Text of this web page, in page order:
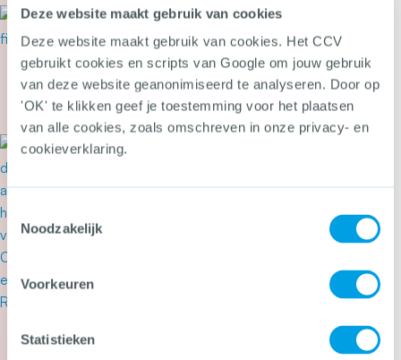
Deze website maakt gebruik van cookies
Deze website maakt gebruik van cookies. Het CCV
gebruikt cookies en scripts van Google om jouw gebruik
van deze website geanonimiseerd te analyseren. Door op
'OK' te klikken geef je toestemming voor het plaatsen
van alle cookies, zoals omschreven in onze privacy- en
cookieverklaring.
Noodzakelijk
Voorkeuren
Statistieken
21 juli 2026
Tweede Kamer stemt in met
wetsvoorstel tegen heling en
witwassen
Meer over Tweede Kamer stemt in met
20 juli 2026
levensgevaarlijk’
Meer over ‘Drugslab in woonwijk is